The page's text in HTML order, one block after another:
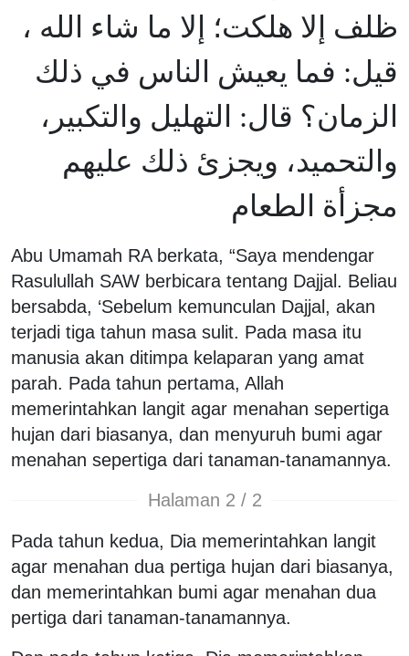
ظلف إلا هلكت؛ إلا ما شاء الله ،
قيل: فما يعيش الناس في ذلك
الزمان؟ قال: التهليل والتكبير،
والتحميد، ويجزئ ذلك عليهم
مجزأة الطعام
Abu Umamah RA berkata, “Saya mendengar
Rasulullah SAW berbicara tentang Dajjal. Beliau
bersabda, ‘Sebelum kemunculan Dajjal, akan
terjadi tiga tahun masa sulit. Pada masa itu
manusia akan ditimpa kelaparan yang amat
parah. Pada tahun pertama, Allah
memerintahkan langit agar menahan sepertiga
hujan dari biasanya, dan menyuruh bumi agar
menahan sepertiga dari tanaman-tanamannya.
Halaman 2 / 2
Pada tahun kedua, Dia memerintahkan langit
agar menahan dua pertiga hujan dari biasanya,
dan memerintahkan bumi agar menahan dua
pertiga dari tanaman-tanamannya.